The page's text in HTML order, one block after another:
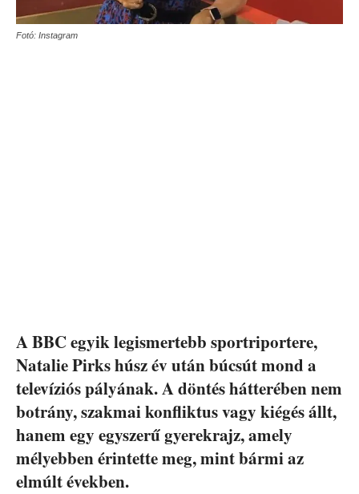
Fotó: Instagram
A BBC egyik legismertebb sportriportere,
Natalie Pirks húsz év után búcsút mond a
televíziós pályának. A döntés hátterében nem
botrány, szakmai konfliktus vagy kiégés állt,
hanem egy egyszerű gyerekrajz, amely
mélyebben érintette meg, mint bármi az
elmúlt években.